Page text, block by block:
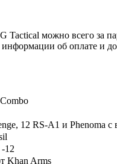
Tactical можно всего за
об оплате и
12 RS-A1 и Phenoma
12
Khan Arms